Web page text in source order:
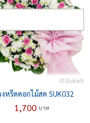
หรีดดอกไม้สด SUK032
1,700 บาท